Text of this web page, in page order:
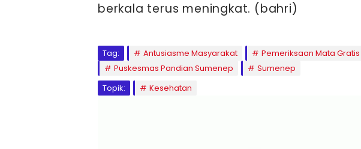
berkala terus meningkat. (bahri)
Tag: Antusiasme Masyarakat
Pemeriksaan Mata Gratis
Puskesmas Pandian Sumenep
Sumenep
Topik:
Kesehatan